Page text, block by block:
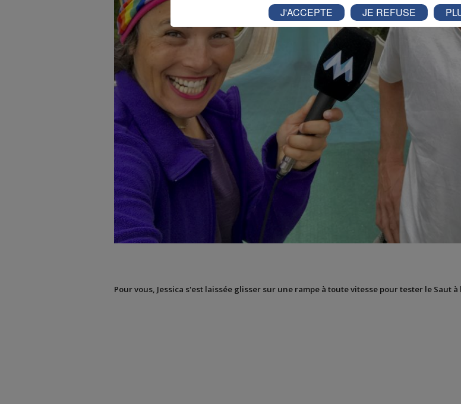
Pour vous, Jessica s'est laissée glisser sur une rampe à toute vitesse pour tester le Saut
J'ACCEPTE JE REFUSE